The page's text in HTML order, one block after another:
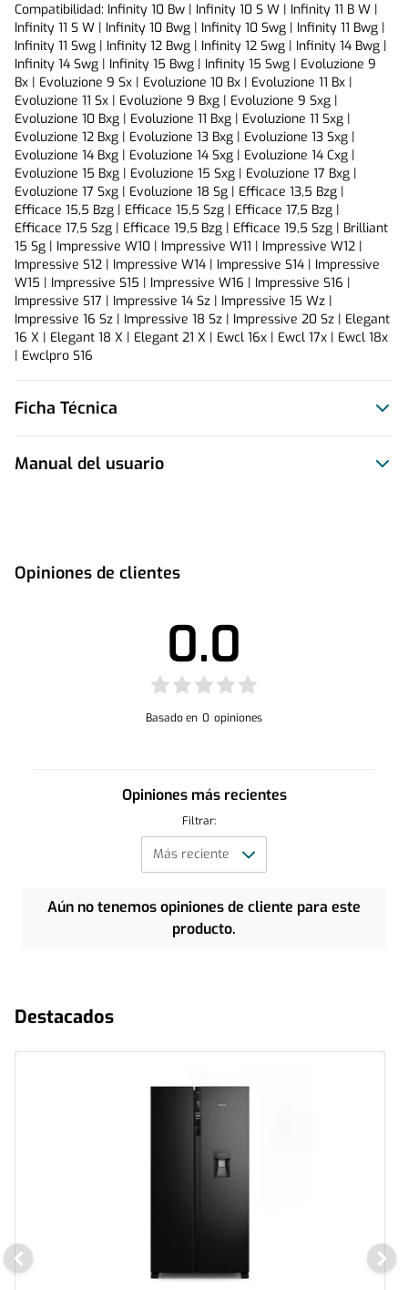
Compatibilidad: Infinity 10 Bw | Infinity 10 S W | Infinity 11 B W |
Infinity 11 S W | Infinity 10 Bwg | Infinity 10 Swg | Infinity 11 Bwg |
Infinity 11 Swg | Infinity 12 Bwg | Infinity 12 Swg | Infinity 14 Bwg |
Infinity 14 Swg | Infinity 15 Bwg | Infinity 15 Swg | Evoluzione 9
Bx | Evoluzione 9 Sx | Evoluzione 10 Bx | Evoluzione 11 Bx |
Evoluzione 11 Sx | Evoluzione 9 Bxg | Evoluzione 9 Sxg |
Evoluzione 10 Bxg | Evoluzione 11 Bxg | Evoluzione 11 Sxg |
Evoluzione 12 Bxg | Evoluzione 13 Bxg | Evoluzione 13 Sxg |
Evoluzione 14 Bxg | Evoluzione 14 Sxg | Evoluzione 14 Cxg |
Evoluzione 15 Bxg | Evoluzione 15 Sxg | Evoluzione 17 Bxg |
Evoluzione 17 Sxg | Evoluzione 18 Sg | Efficace 13,5 Bzg |
Efficace 15,5 Bzg | Efficace 15,5 Szg | Efficace 17,5 Bzg |
Efficace 17,5 Szg | Efficace 19,5 Bzg | Efficace 19,5 Szg | Brilliant
15 Sg | Impressive W10 | Impressive W11 | Impressive W12 |
Impressive S12 | Impressive W14 | Impressive S14 | Impressive
W15 | Impressive S15 | Impressive W16 | Impressive S16 |
Impressive S17 | Impressive 14 Sz | Impressive 15 Wz |
Impressive 16 Sz | Impressive 18 Sz | Impressive 20 Sz | Elegant
16 X | Elegant 18 X | Elegant 21 X | Ewcl 16x | Ewcl 17x | Ewcl 18x
| Ewclpro S16
Ficha Técnica
Manual del usuario
Opiniones de clientes
0.0
Basado en 0 opiniones
Opiniones más recientes
Filtrar:
Aún no tenemos opiniones de cliente para este
producto.
Destacados